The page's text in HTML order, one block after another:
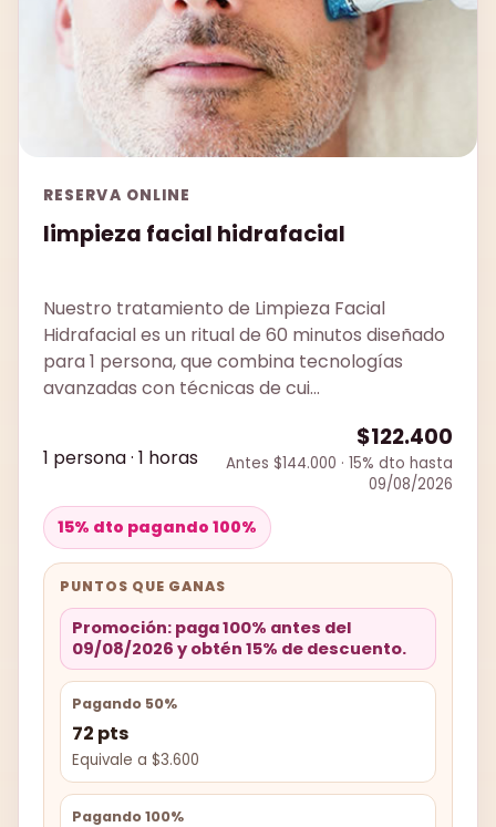
RESERVA ONLINE
limpieza facial hidrafacial
Nuestro tratamiento de Limpieza Facial
Hidrafacial es un ritual de 60 minutos diseñado
para 1 persona, que combina tecnologías
avanzadas con técnicas de cui...
1 persona · 1 horas
$122.400
Antes $144.000 · 15% dto hasta
09/08/2026
15% dto pagando 100%
PUNTOS QUE GANAS
Promoción: paga 100% antes del
09/08/2026 y obtén 15% de descuento.
Pagando 50%
72 pts
Equivale a $3.600
Pagando 100%